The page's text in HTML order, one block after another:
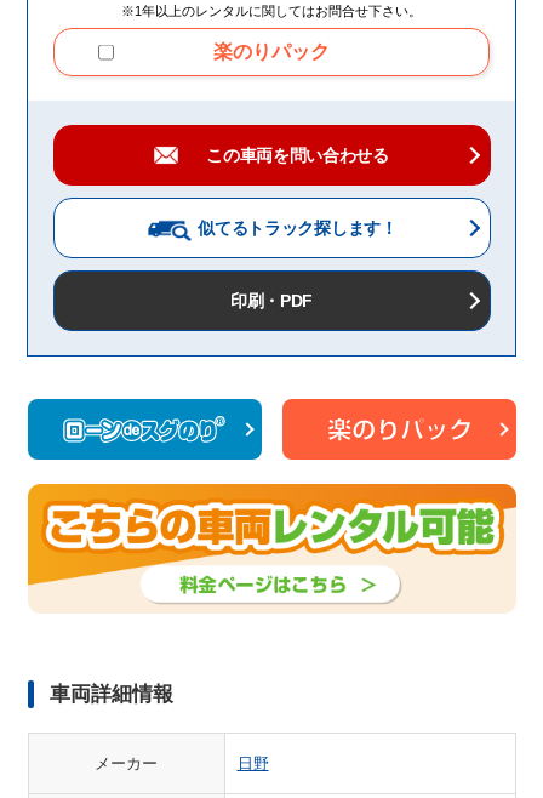
※1年以上のレンタルに関してはお問合せ下さい。
楽のりパック
この車両を問い合わせる
似てるトラック探します！
印刷・PDF
車両詳細情報
メーカー 日野